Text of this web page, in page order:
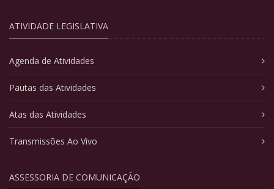
ATIVIDADE LEGISLATIVA
Agenda de Atividades
Pautas das Atividades
Atas das Atividades
Transmissões Ao Vivo
ASSESSORIA DE COMUNICAÇÃO